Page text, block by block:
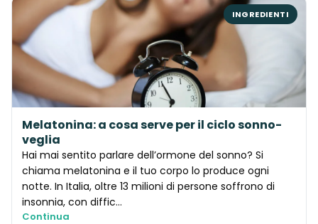
INGREDIENTI
Melatonina: a cosa serve per il ciclo sonno-
veglia
Hai mai sentito parlare dell’ormone del sonno? Si
chiama melatonina e il tuo corpo lo produce ogni
notte. In Italia, oltre 13 milioni di persone soffrono di
insonnia, con diffic…
Continua